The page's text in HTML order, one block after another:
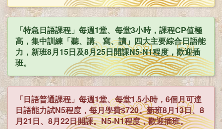
「特急日語課程」每週1堂、每堂3小時，課程CP值極
高，集中訓練「聽、講、寫、讀」四大主要綜合日語能
力，新班8月15日及8月25日開課N5-N1程度，歡迎插
班。
「日語普通課程」每週1堂、每堂1.5小時，6個月可達
日語能力試N5程度，每月學費$720。新班8月13日、8
月21日、8月22日開課。N5-N1程度，歡迎插班。